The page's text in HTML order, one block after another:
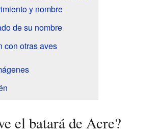
y nombre
de su nombre
con otras aves
el batará de Acre?